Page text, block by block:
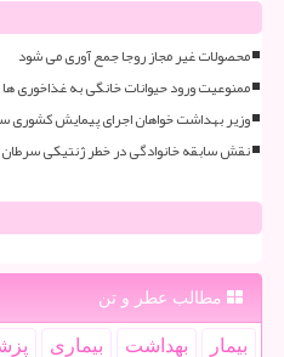
محصولات غیر مجاز روجا جمع آوری می شود
ممنوعیت ورود حیوانات خانگی به غذاخوری ها
وزیر بهداشت خواهان اجرای پیمایش کشوری
نقش سابقه خانوادگی در خطر ژنتیکی
مطالب عطر و تن
بیمار بهداشت بیماری